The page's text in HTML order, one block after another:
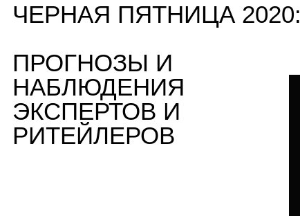
ЧЕРНАЯ ПЯТНИЦА 2020:
ПРОГНОЗЫ И
НАБЛЮДЕНИЯ
ЭКСПЕРТОВ И
РИТЕЙЛЕРОВ